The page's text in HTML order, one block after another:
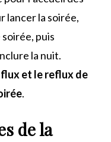
lancer la soirée,
puis
la nuit.
flux et le reflux de
.
de la